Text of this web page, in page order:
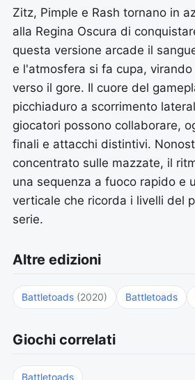
Zitz, Pimple e Rash tornano in
alla Regina Oscura di
questa versione arcade il
e l'atmosfera si fa cupa,
verso il gore. Il cuore del
picchiaduro a scorrimento
giocatori possono collaborare,
finali e attacchi distintivi.
concentrato sulle mazzate, il
una sequenza a fuoco rapido e
verticale che ricorda i livelli del
serie.
Altre edizioni
Battletoads (2020) Battletoads
Giochi correlati
Battletoads